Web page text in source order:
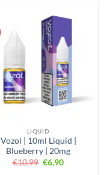
LIQUID
Vozol | 10ml Liquid |
Blueberry | 20mg
€10,99 Ursprünglicher
Preis
€6,90Aktueller